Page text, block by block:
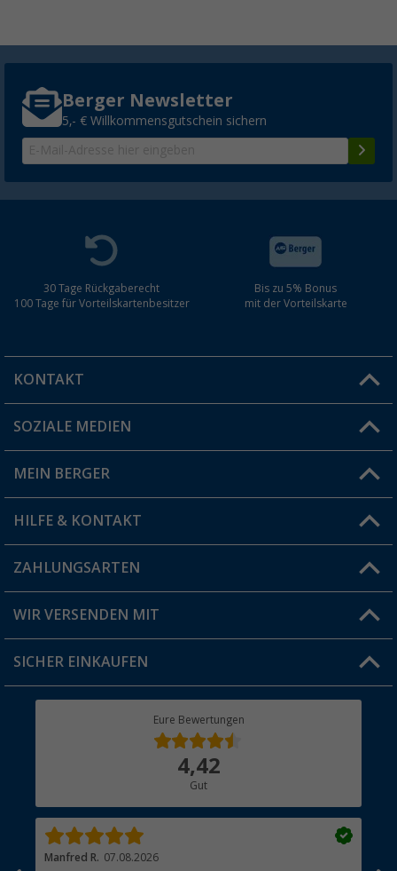
Berger Newsletter
5,- € Willkommensgutschein sichern
30 Tage Rückgaberecht
100 Tage für Vorteilskartenbesitzer
Bis zu 5% Bonus
mit der Vorteilskarte
KONTAKT
Du hast eine Frage?
Filiale finden
SOZIALE MEDIEN
MEIN BERGER
Vorteilskarte
Blog
Jobs & Karriere
HILFE & KONTAKT
FAQ & Kontakt
Versandinformationen
Rücksendung
ZAHLUNGSARTEN
WIR VERSENDEN MIT
SICHER EINKAUFEN
Eure Bewertungen
4,42
Gut
Manfred R. 07.08.2026